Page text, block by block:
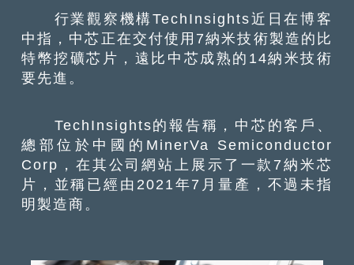
行業觀察機構TechInsights近日在博客
中指，中芯正在交付使用7納米技術製造的比
特幣挖礦芯片，遠比中芯成熟的14納米技術
要先進。
TechInsights的報告稱，中芯的客戶、
總部位於中國的MinerVa Semiconductor
Corp，在其公司網站上展示了一款7納米芯
片，並稱已經由2021年7月量產，不過未指
明製造商。